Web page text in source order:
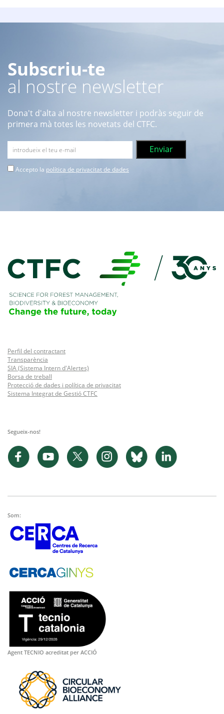
Subscriu-te
al nostre newsletter
Dona't d'alta al nostre newsletter i podràs seguir de
primera mà totes les novetats del CTFC.
Accepto la política de privacitat de dades
Perfil del contractant
Transparència
SIA (Sistema Intern d'Alertes)
Borsa de treball
Protecció de dades i política de privacitat
Sistema Integrat de Gestió CTFC
Segueix-nos!
Som:
Agent TECNIO acreditat per ACCIÓ